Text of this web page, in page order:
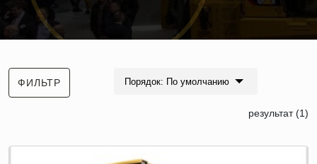
ФИЛЬТР Порядок: По умолчанию
результат (1)